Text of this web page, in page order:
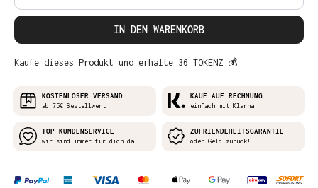
IN DEN WARENKORB
Kaufe dieses Produkt und erhalte 36 TOKENZ 💰
KOSTENLOSER VERSAND
ab 75€ Bestellwert
KAUF AUF RECHNUNG
einfach mit Klarna
TOP KUNDENSERVICE
wir sind immer für dich da!
ZUFRIENDEHEITSGARANTIE
oder Geld zurück!